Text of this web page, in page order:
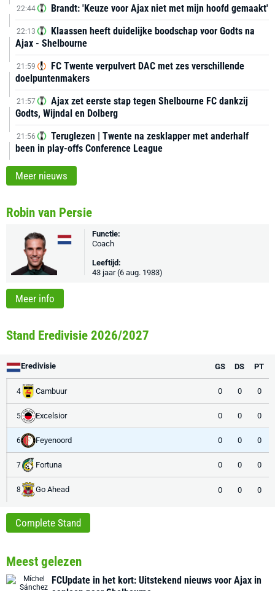
22:44 Brandt: 'Keuze voor Ajax niet met mijn hoofd gemaakt'
22:13
Klaassen heeft duidelijke boodschap voor Godts na
Ajax - Shelbourne
21:59
FC Twente verpulvert DAC met zes verschillende
doelpuntenmakers
21:57
Ajax zet eerste stap tegen Shelbourne FC dankzij
Godts, Wijndal en Dolberg
21:56
Teruglezen | Twente na zesklapper met anderhalf
been in play-offs Conference League
Meer nieuws
Robin van Persie
Functie:
Coach
Leeftijd:
43 jaar (6 aug. 1983)
Meer info
Stand Eredivisie 2026/2027
Eredivisie GS DS PT
4 Cambuur 0 0 0
5 Excelsior 0 0 0
6 Feyenoord 0 0 0
7 Fortuna 0 0 0
8 Go Ahead 0 0 0
Complete Stand
Meest gelezen
FCUpdate in het kort: Uitstekend nieuws voor Ajax in